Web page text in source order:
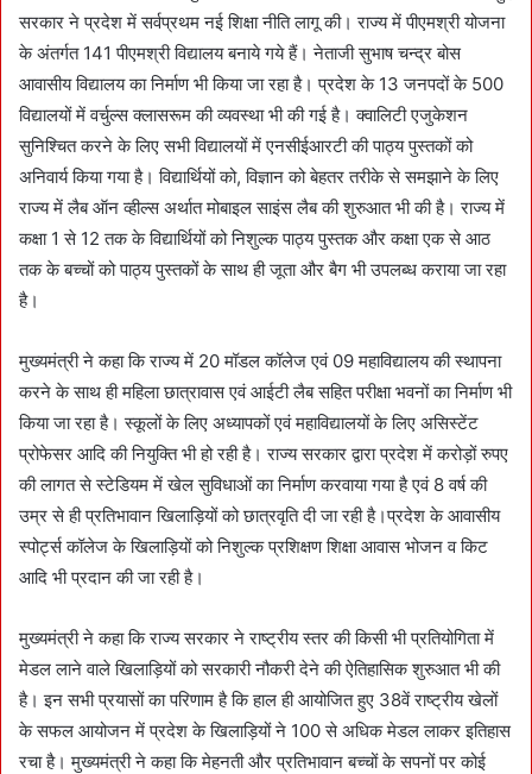
सरकार ने प्रदेश में सर्वप्रथम नई शिक्षा नीति लागू की। राज्य में पीएमश्री योजना
के अंतर्गत 141 पीएमश्री विद्यालय बनाये गये हैं। नेताजी सुभाष चन्द्र बोस
आवासीय विद्यालय का निर्माण भी किया जा रहा है। प्रदेश के 13 जनपदों के 500
विद्यालयों में वर्चुल्स क्लासरूम की व्यवस्था भी की गई है। क्वालिटी एजुकेशन
सुनिश्चित करने के लिए सभी विद्यालयों में एनसीईआरटी की पाठ्य पुस्तकों को
अनिवार्य किया गया है। विद्यार्थियों को, विज्ञान को बेहतर तरीके से समझाने के लिए
राज्य में लैब ऑन व्हील्स अर्थात मोबाइल साइंस लैब की शुरुआत भी की है। राज्य में
कक्षा 1 से 12 तक के विद्यार्थियों को निशुल्क पाठ्य पुस्तक और कक्षा एक से आठ
तक के बच्चों को पाठ्य पुस्तकों के साथ ही जूता और बैग भी उपलब्ध कराया जा रहा
है।
मुख्यमंत्री ने कहा कि राज्य में 20 मॉडल कॉलेज एवं 09 महाविद्यालय की स्थापना
करने के साथ ही महिला छात्रावास एवं आईटी लैब सहित परीक्षा भवनों का निर्माण भी
किया जा रहा है। स्कूलों के लिए अध्यापकों एवं महाविद्यालयों के लिए असिस्टेंट
प्रोफेसर आदि की नियुक्ति भी हो रही है। राज्य सरकार द्वारा प्रदेश में करोड़ों रुपए
की लागत से स्टेडियम में खेल सुविधाओं का निर्माण करवाया गया है एवं 8 वर्ष की
उम्र से ही प्रतिभावान खिलाड़ियों को छात्रवृति दी जा रही है।प्रदेश के आवासीय
स्पोर्ट्स कॉलेज के खिलाड़ियों को निशुल्क प्रशिक्षण शिक्षा आवास भोजन व किट
आदि भी प्रदान की जा रही है।
मुख्यमंत्री ने कहा कि राज्य सरकार ने राष्ट्रीय स्तर की किसी भी प्रतियोगिता में
मेडल लाने वाले खिलाड़ियों को सरकारी नौकरी देने की ऐतिहासिक शुरुआत भी की
है। इन सभी प्रयासों का परिणाम है कि हाल ही आयोजित हुए 38वें राष्ट्रीय खेलों
के सफल आयोजन में प्रदेश के खिलाड़ियों ने 100 से अधिक मेडल लाकर इतिहास
रचा है। मुख्यमंत्री ने कहा कि मेहनती और प्रतिभावान बच्चों के सपनों पर कोई